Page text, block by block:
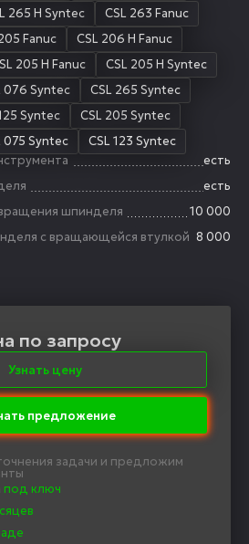
265 H Syntec
CSL 263 Fanuc
Fanuc
CSL 206 H Fanuc
205 H Fanuc
CSL 205 H Syntec
076 Syntec
CSL 265 Syntec
Syntec
CSL 205 Syntec
075 Syntec
CSL 123 Syntec
есть
есть
шпинделя
10 000
с вращающейся втулкой 8 000
по запросу
Узнать цену
предложение
задачи и предложим
под ключ